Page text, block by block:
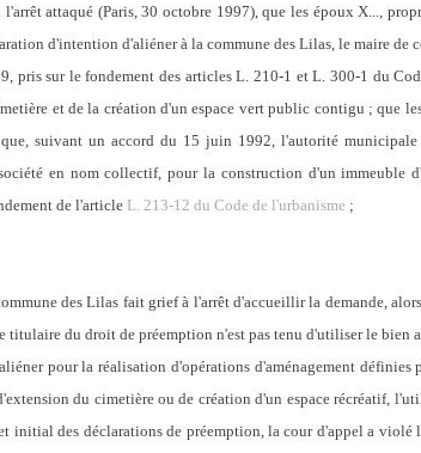
attaqué (Paris, 30 octobre 1997), que les époux X...,
d'intention d'aliéner à la commune des Lilas, le maire
pris sur le fondement des articles L. 210-1 et L. 300-1 du
et de la création d'un espace vert public contigu ; que
suivant un accord du 15 juin 1992, l'autorité
en nom collectif, pour la construction d'un immeuble
de l'article L. 213-12 du Code de l'urbanisme ;
des Lilas fait grief à l'arrêt d'accueillir la demande,
titulaire du droit de préemption n'est pas tenu d'utiliser le bien
pour la réalisation d'opérations d'aménagement
du cimetière ou de création d'un espace récréatif,
initial des déclarations de préemption, la cour d'appel a